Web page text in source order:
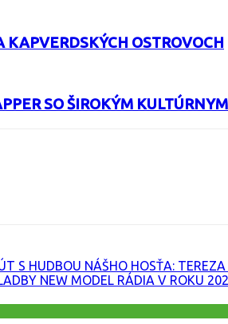
OSTROVOCH
SO ŠIROKÝM
S HUDBOU NÁŠHO HOSŤA: TEREZA
NEW MODEL RÁDIA V ROKU